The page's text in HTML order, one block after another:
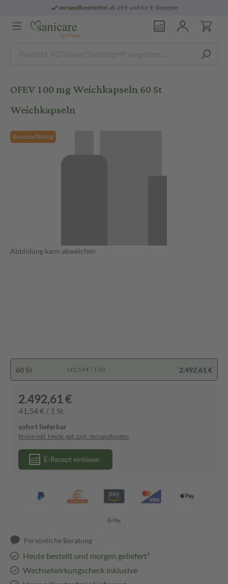
versandkostenfreiab 29 € und für E-Rezepte
OFEV 100 mg Weichkapseln 60 St
Weichkapseln
Rezeptpflichtig
Abbildung kann abweichen
60 St (41,54 € / 1 St) 2.492,61 €
2.492,61 €
41,54 € / 1 St
sofort lieferbar
Preise inkl. MwSt. ggf. zzgl. Versandkosten
E-Rezept einlösen
Persönliche Beratung
Heute bestellt und morgen geliefert³
Wechselwirkungscheck inklusive